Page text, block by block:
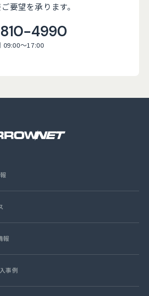
要望を承ります。
4990
09:00～17:00
株式会社トゥモロー
報
事例